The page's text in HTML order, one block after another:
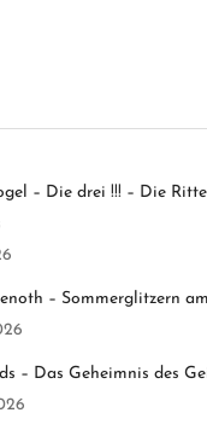
– Die drei !!! – Die
– Sommerglitzern
– Das Geheimnis des